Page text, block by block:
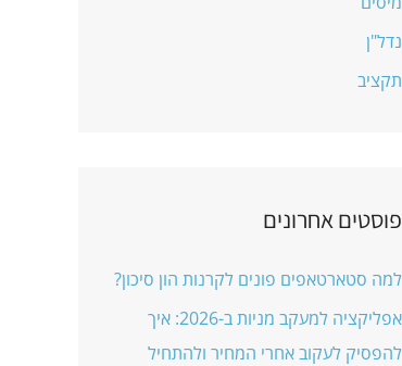
נדל"ן
תקציב
פוסטים אחרונים
למה סטארטאפים פונים לקרנות הון סיכון?
אפליקציה למעקב מניות ב-2026: איך
להפסיק לעקוב אחרי המחיר ולהתחיל